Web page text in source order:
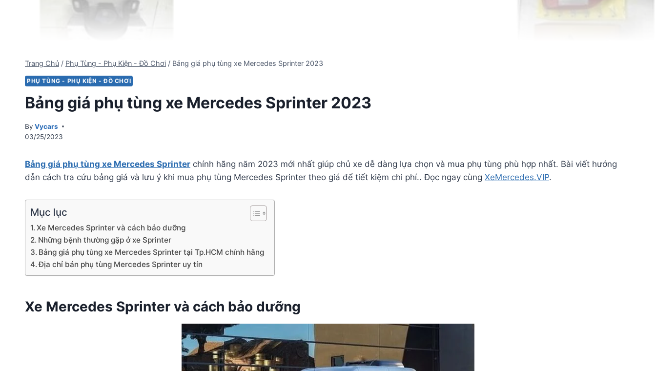
Trang Chủ / Phụ Tùng - Phụ Kiện - Đồ Chơi / Bảng giá phụ tùng xe Mercedes Sprinter 2023
PHỤ TÙNG - PHỤ KIỆN - ĐỒ CHƠI
Bảng giá phụ tùng xe Mercedes Sprinter 2023
By Vycars
03/25/2023
Bảng giá phụ tùng xe Mercedes Sprinter chính hãng năm 2023 mới nhất giúp chủ xe dễ dàng lựa chọn và mua phụ tùng phù hợp nhất. Bài viết hướng
dẫn cách tra cứu bảng giá và lưu ý khi mua phụ tùng Mercedes Sprinter theo giá để tiết kiệm chi phí.. Đọc ngay cùng XeMercedes.VIP.
Mục lục
Xe Mercedes Sprinter và cách bảo dưỡng
Những bệnh thường gặp ở xe Sprinter
Bảng giá phụ tùng xe Mercedes Sprinter tại Tp.HCM chính hãng
Địa chỉ bán phụ tùng Mercedes Sprinter uy tín
Xe Mercedes Sprinter và cách bảo dưỡng